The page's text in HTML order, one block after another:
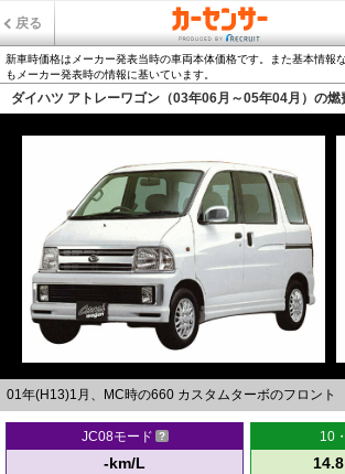
戻る
新車時価格はメーカー発表当時の車両本体価格です。また基本情報
もメーカー発表時の情報に基いています。
ダイハツ アトレーワゴン（03年06月～05年04月）の燃
01年(H13)1月、MC時の660 カスタムターボのフロント
JC08モード
-km/L
10